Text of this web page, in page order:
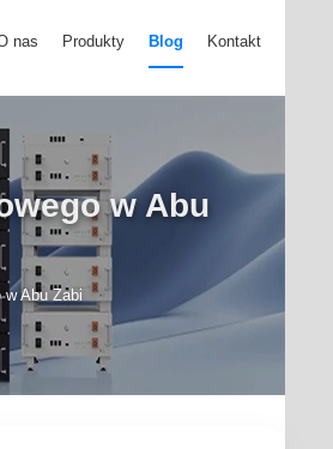
nas Produkty Blog Kontakt
w Abu
w Abu Zabi